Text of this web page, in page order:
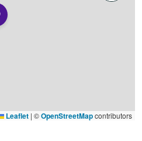
Leaflet | ©OpenStreetMapcontributors